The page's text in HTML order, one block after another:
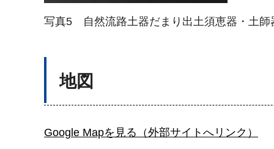
写真5 自然流路土器だまり出土須恵器・土師
地図
Google Mapを見る（外部サイトへリンク）